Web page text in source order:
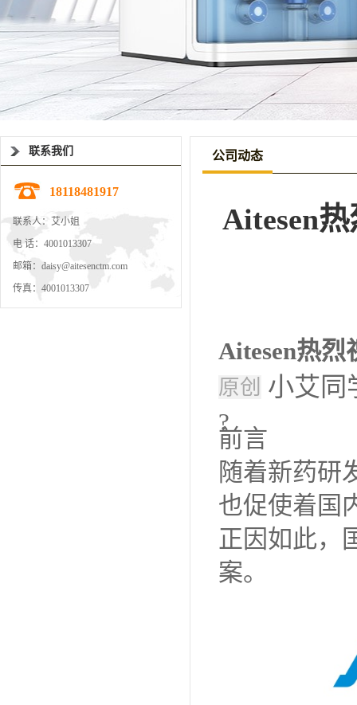
联系我们
18118481917
联系人：艾小姐
电 话：4001013307
邮箱：daisy@aitesenctm.com
传真：4001013307
公司动态
Aitesen
Aitesen热烈
原创 小艾同
?
前言
随着新药研
也促使着国
正因如此，
案。